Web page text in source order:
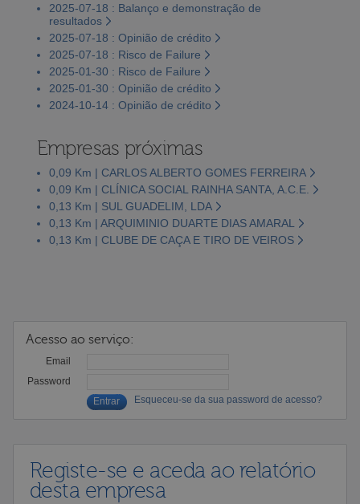
2025-07-18 : Balanço e demonstração de
resultados
2025-07-18 : Opinião de crédito
2025-07-18 : Risco de Failure
2025-01-30 : Risco de Failure
2025-01-30 : Opinião de crédito
2024-10-14 : Opinião de crédito
Empresas próximas
0,09 Km | CARLOS ALBERTO GOMES FERREIRA
0,09 Km | CLÍNICA SOCIAL RAINHA SANTA, A.C.E.
0,13 Km | SUL GUADELIM, LDA
0,13 Km | ARQUIMINIO DUARTE DIAS AMARAL
0,13 Km | CLUBE DE CAÇA E TIRO DE VEIROS
Acesso ao serviço:
Email
Password
Esqueceu-se da sua password de acesso?
Registe-se e aceda ao relatório
desta empresa